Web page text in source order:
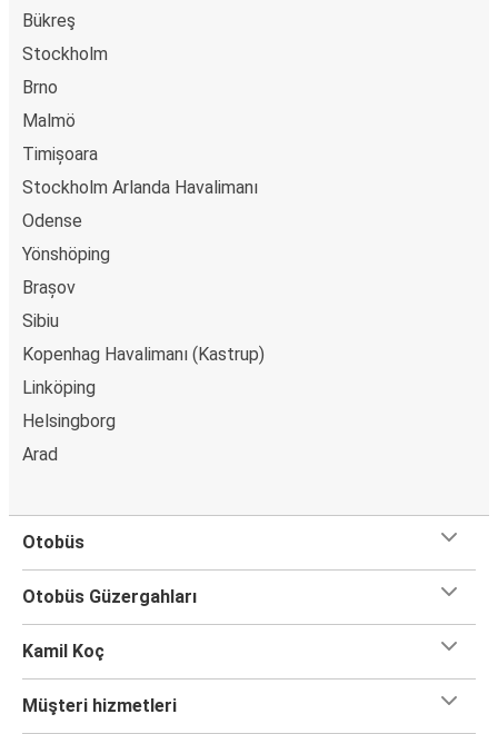
Bükreş
Stockholm
Brno
Malmö
Timișoara
Stockholm Arlanda Havalimanı
Odense
Yönshöping
Brașov
Sibiu
Kopenhag Havalimanı (Kastrup)
Linköping
Helsingborg
Arad
Otobüs
Otobüs Güzergahları
Kamil Koç
Müşteri hizmetleri